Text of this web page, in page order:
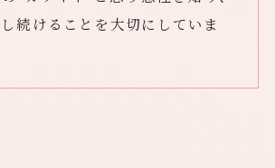
続けることを大切にしていま